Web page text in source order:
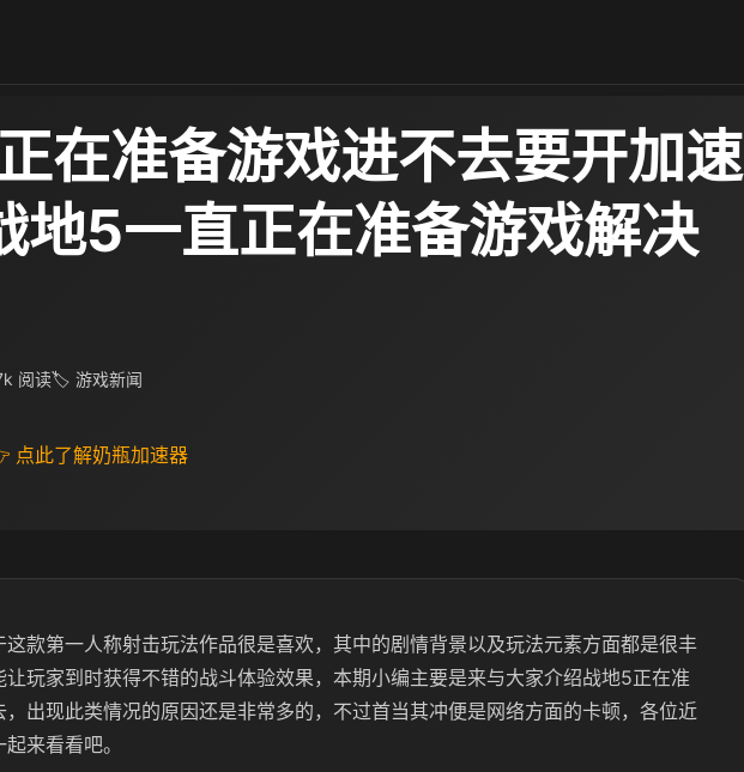
在准备游戏进不去要开加速
地5一直正在准备游戏解决
阅读🏷 游戏新闻
点此了解奶瓶加速器
这款第一人称射击玩法作品很是喜欢，其中的剧情背景以及玩法元素方面都是很丰
让玩家到时获得不错的战斗体验效果，本期小编主要是来与大家介绍战地5正在准
，出现此类情况的原因还是非常多的，不过首当其冲便是网络方面的卡顿，各位近
来看看吧。